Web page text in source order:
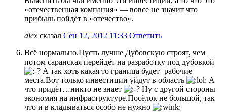
«отечественная компания» — вовсе не значит что
прибыль пойдёт в «отечество».
alex сказал Сен 12, 2012 11:33 Ответить
Всё нормально.Пусть лучше Дубовскую строят, чем
потом саранская перейдёт на разработку под дубовкой
А так хоть какая то граница будет+рабочие
места.Вот только инвестиции уйдут в область
А
что придёт…никто не знает
Ну с другой стороны
экономия на инфраструктуре.Посёлок не большой, так
что и в кладываться особо не нужно